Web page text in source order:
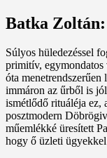
Batka
Súlyos hüledezéssel
primitív,
óta
immáron az űrből is
ismétlődő rituáléja ez,
posztmodern
műemlékké üresített
hogy ő üzleti